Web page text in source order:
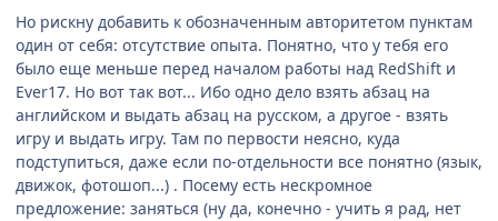
Но рискну добавить к обозначенным авторитетом пунктам
один от себя: отсутствие опыта. Понятно, что у тебя его
было еще меньше перед началом работы над RedShift и
Ever17. Но вот так вот... Ибо одно дело взять абзац на
английском и выдать абзац на русском, а другое - взять
игру и выдать игру. Там по первости неясно, куда
подступиться, даже если по-отдельности все понятно (язык,
движок, фотошоп...) . Посему есть нескромное
предложение: заняться (ну да, конечно - учить я рад, нет